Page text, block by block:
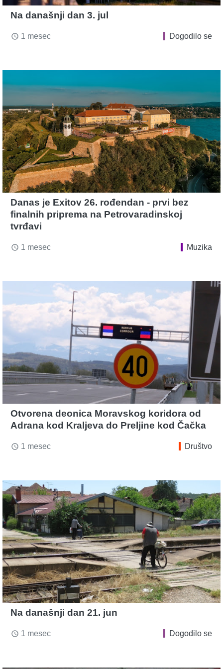
Na današnji dan 3. jul
access_time 1 mesec Dogodilo se
Danas je Exitov 26. rođendan - prvi bez
finalnih priprema na Petrovaradinskoj
tvrđavi
access_time 1 mesec Muzika
Otvorena deonica Moravskog koridora od
Adrana kod Kraljeva do Preljine kod Čačka
access_time 1 mesec Društvo
Na današnji dan 21. jun
access_time 1 mesec Dogodilo se